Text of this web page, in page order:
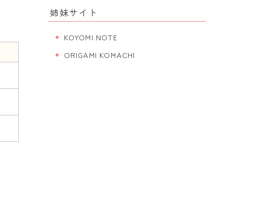
姉妹サイト
KOYOMI NOTE
ORIGAMI KOMACHI